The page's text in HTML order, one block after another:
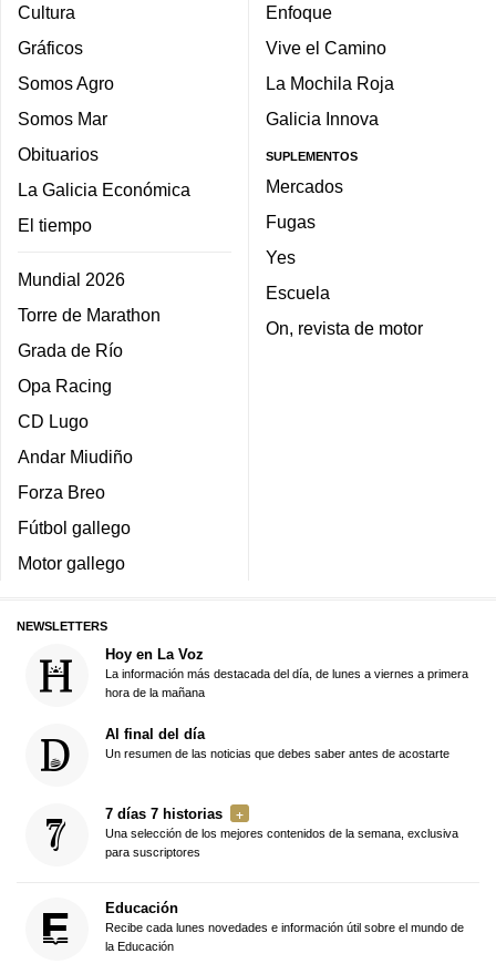
Cultura
Gráficos
Somos Agro
Somos Mar
Obituarios
La Galicia Económica
El tiempo
Mundial 2026
Torre de Marathon
Grada de Río
Opa Racing
CD Lugo
Andar Miudiño
Forza Breo
Fútbol gallego
Motor gallego
Enfoque
Vive el Camino
La Mochila Roja
Galicia Innova
SUPLEMENTOS
Mercados
Fugas
Yes
Escuela
On, revista de motor
NEWSLETTERS
Hoy en La Voz
La información más destacada del día, de lunes a viernes a primera
hora de la mañana
Al final del día
Un resumen de las noticias que debes saber antes de acostarte
7 días 7 historias
Una selección de los mejores contenidos de la semana, exclusiva
para suscriptores
Educación
Recibe cada lunes novedades e información útil sobre el mundo de
la Educación